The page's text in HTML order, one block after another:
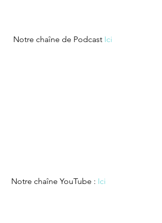
  Notre chaîne de Podcast
Ici
Notre chaîne YouTube : Ici